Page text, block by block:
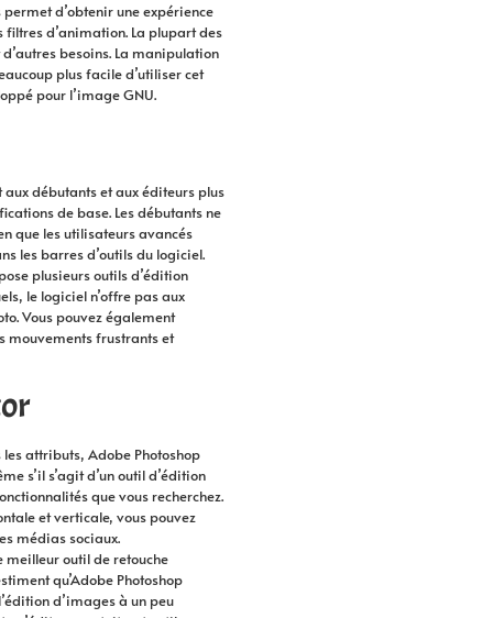
d’obtenir une expérience
filtres d’animation. La plupart des
besoins. La manipulation
plus facile d’utiliser cet
pour l’image GNU.
débutants et aux éditeurs plus
de base. Les débutants ne
que les utilisateurs avancés
les barres d’outils du logiciel.
plusieurs outils d’édition
le logiciel n’offre pas aux
Vous pouvez également
mouvements frustrants et
attributs, Adobe Photoshop
s’il s’agit d’un outil d’édition
que vous recherchez.
et verticale, vous pouvez
médias sociaux.
meilleur outil de retouche
qu’Adobe Photoshop
d’images à un peu